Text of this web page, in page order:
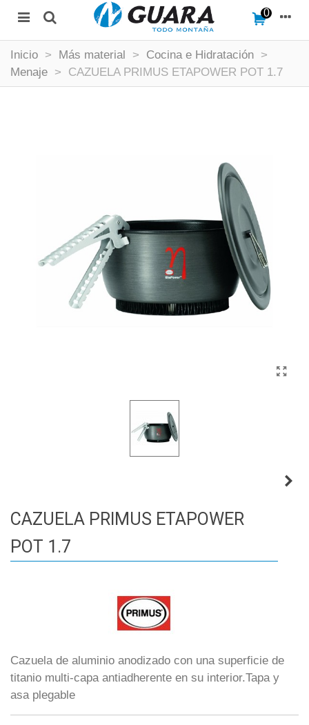
0
Inicio > Más material > Cocina e Hidratación >
Menaje > CAZUELA PRIMUS ETAPOWER POT 1.7
CAZUELA PRIMUS ETAPOWER
POT 1.7
Cazuela de aluminio anodizado con una superficie de
titanio multi-capa antiadherente en su interior.Tapa y
asa plegable